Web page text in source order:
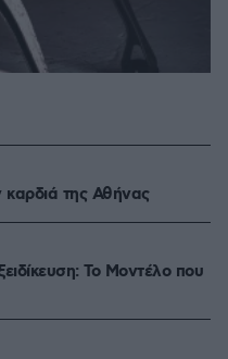
καρδιά της Αθήνας
Το Mοντέλο που